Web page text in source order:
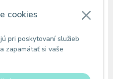
cookies
pri poskytovaní služieb
zapamätať si vaše
oddelenie